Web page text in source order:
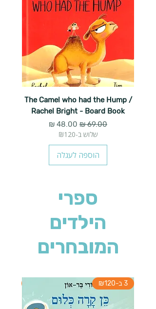
The Camel who had the Hump /
Rachel Bright - Board Book
מחיר רגיל מחיר מבצע
שלוש ב-₪120
הוספה לעגלה
ספרי
הילדים
המובחרים
3 ב-₪120